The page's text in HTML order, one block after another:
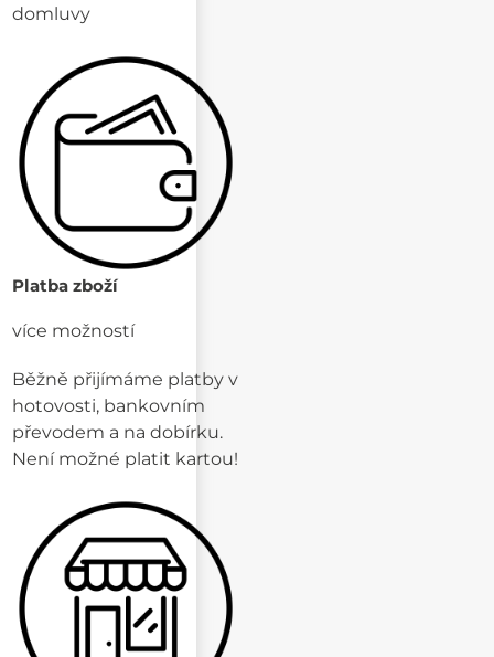
domluvy
Platba zboží
více možností
Běžně přijímáme platby v
hotovosti, bankovním
převodem a na dobírku.
Není možné platit kartou!